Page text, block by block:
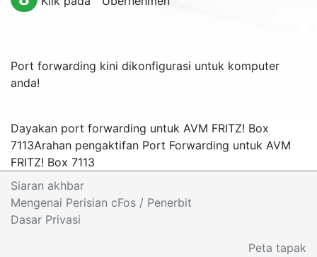
Port forwarding kini dikonfigurasi untuk komputer
anda!
Dayakan port forwarding untuk AVM FRITZ! Box
7113Arahan pengaktifan Port Forwarding untuk AVM
FRITZ! Box 7113
Siaran akhbar
Mengenai Perisian cFos / Penerbit
Dasar Privasi
Peta tapak